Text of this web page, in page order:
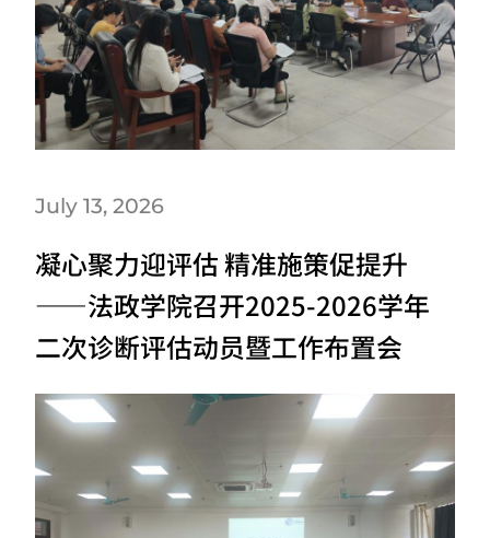
July 13, 2026
凝心聚力迎评估 精准施策促提升
——法政学院召开2025-2026学年
二次诊断评估动员暨工作布置会